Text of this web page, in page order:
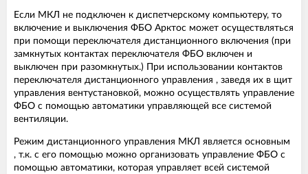
Если МКЛ не подключен к диспетчерскому компьютеру, то
включение и выключения ФБО Арктос может осуществляться
при помощи переключателя дистанционного включения (при
замкнутых контактах переключателя ФБО включен и
выключен при разомкнутых.) При использовании контактов
переключателя дистанционного управления , заведя их в щит
управления вентустановкой, можно осуществлять управление
ФБО с помощью автоматики управляющей все системой
вентиляции.
Режим дистанционного управления МКЛ является основным
, т.к. с его помощью можно организовать управление ФБО с
помощью автоматики, которая управляет всей системой